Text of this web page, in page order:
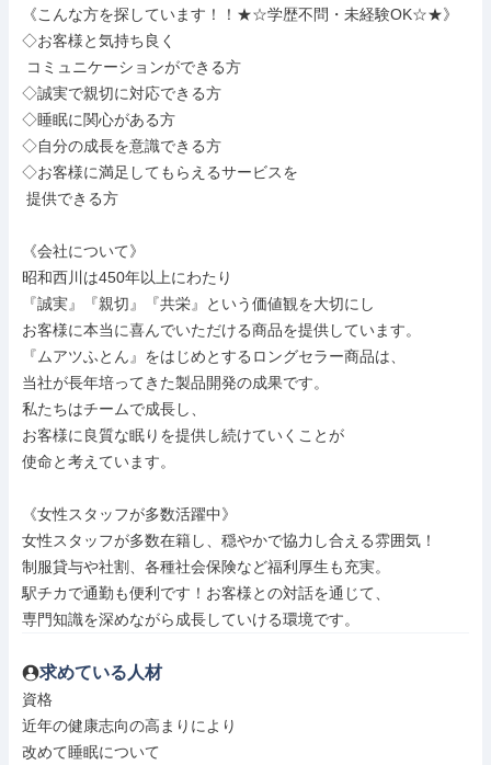
《こんな方を探しています！！★☆学歴不問・未経験OK☆★》
◇お客様と気持ち良く
◇誠実で親切に対応できる方
◇睡眠に関心がある方
◇自分の成長を意識できる方
◇お客様に満足してもらえるサービスを
《会社について》
昭和西川は450年以上にわたり
『誠実』『親切』『共栄』という価値観を大切にし
お客様に本当に喜んでいただける商品を提供しています。
『ムアツふとん』をはじめとするロングセラー商品は、
当社が長年培ってきた製品開発の成果です。
私たちはチームで成長し、
お客様に良質な眠りを提供し続けていくことが
使命と考えています。
《女性スタッフが多数活躍中》
女性スタッフが多数在籍し、穏やかで協力し合える雰囲気！
制服貸与や社割、各種社会保険など福利厚生も充実。
駅チカで通勤も便利です！お客様との対話を通じて、
専門知識を深めながら成長していける環境です。
求めている人材
資格
近年の健康志向の高まりにより
改めて睡眠について